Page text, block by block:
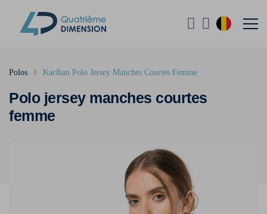
Polo jersey manches courtes
femme
Polos Kariban Polo Jersey Manches Courtes Femme